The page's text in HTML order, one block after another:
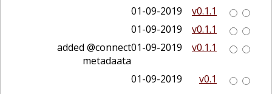
v0.1.1
01-09-2019
v0.1.1
01-09-2019
v0.1.1
01-09-2019
added @connect
metadaata
v0.1
01-09-2019